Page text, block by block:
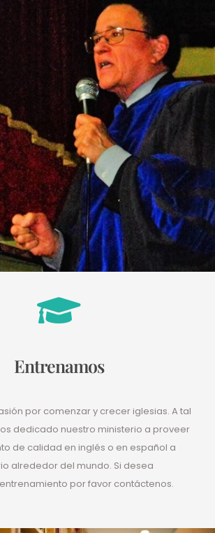
Entrenamos
por comenzar y crecer iglesias. A tal
dedicado nuestro ministerio a proveer
de calidad en inglés o en español a
alrededor del mundo. Si desea
por favor contáctenos.